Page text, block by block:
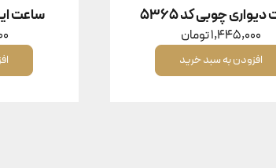
چوبی کد ۵۳۶۵
1,445,000تومان
افزودن به سبد خرید
ساعت